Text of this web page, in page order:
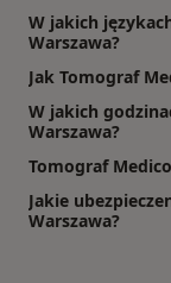
W jakich
Warszawa?
Jak Tomograf
W jakich
Warszawa?
Tomograf
Jakie
Warszawa?